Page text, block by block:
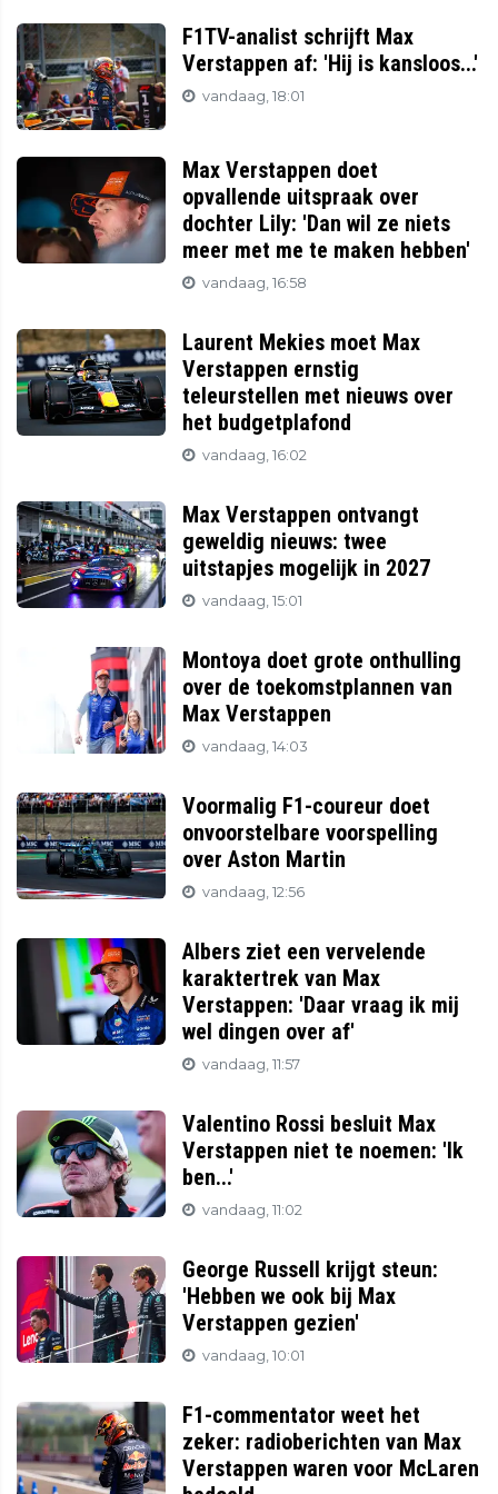
F1TV-analist schrijft Max
Verstappen af: 'Hij is kansloos...'
vandaag, 18:01
Max Verstappen doet
opvallende uitspraak over
dochter Lily: 'Dan wil ze niets
meer met me te maken hebben'
vandaag, 16:58
Laurent Mekies moet Max
Verstappen ernstig
teleurstellen met nieuws over
het budgetplafond
vandaag, 16:02
Max Verstappen ontvangt
geweldig nieuws: twee
uitstapjes mogelijk in 2027
vandaag, 15:01
Montoya doet grote onthulling
over de toekomstplannen van
Max Verstappen
vandaag, 14:03
Voormalig F1-coureur doet
onvoorstelbare voorspelling
over Aston Martin
vandaag, 12:56
Albers ziet een vervelende
karaktertrek van Max
Verstappen: 'Daar vraag ik mij
wel dingen over af'
vandaag, 11:57
Valentino Rossi besluit Max
Verstappen niet te noemen: 'Ik
ben...'
vandaag, 11:02
George Russell krijgt steun:
'Hebben we ook bij Max
Verstappen gezien'
vandaag, 10:01
F1-commentator weet het
zeker: radioberichten van Max
Verstappen waren voor McLaren